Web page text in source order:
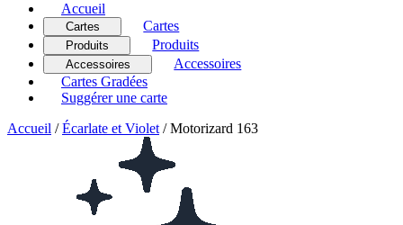
Accueil
Cartes Cartes
Produits Produits
Accessoires
Accessoires
Cartes Gradées
Suggérer une carte
Accueil / Écarlate et Violet / Motorizard 163